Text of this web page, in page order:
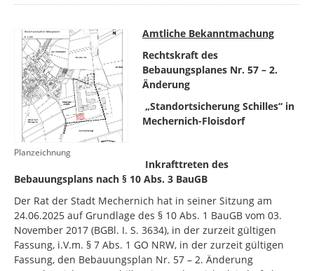
Planzeichnung
Amtliche Bekanntmachung
Rechtskraft des
Bebauungsplanes Nr. 57 – 2.
Änderung
„Standortsicherung Schilles“ in
Mechernich-Floisdorf
Inkrafttreten des
Bebauungsplans nach § 10 Abs. 3 BauGB
Der Rat der Stadt Mechernich hat in seiner Sitzung am
24.06.2025 auf Grundlage des § 10 Abs. 1 BauGB vom 03.
November 2017 (BGBl. I. S. 3634), in der zurzeit gültigen
Fassung, i.V.m. § 7 Abs. 1 GO NRW, in der zurzeit gültigen
Fassung, den Bebauungsplan Nr. 57 – 2. Änderung